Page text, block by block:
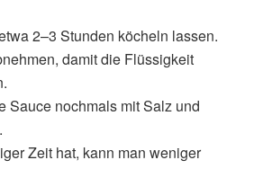
2–3 Stunden köcheln lassen.
damit die Flüssigkeit
Sauce nochmals mit Salz und
Zeit hat, kann man weniger